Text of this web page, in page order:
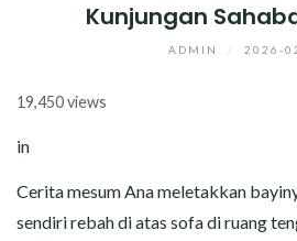
Kunjungan
ADMIN 2026-
19,450 views
in
Cerita mesum Ana meletakkan
sendiri rebah di atas sofa di ruang
CERITA SKANDAL
CERITA MALAM